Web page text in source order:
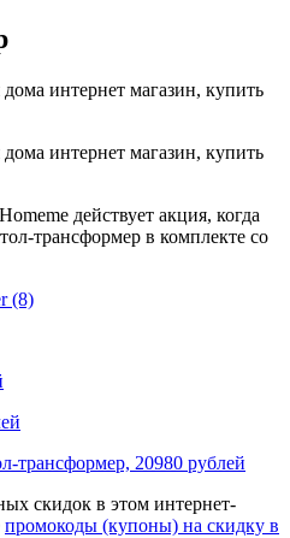
действует акция, когда
трансформер в комплекте со
трансформер, 20980 рублей
скидок в этом интернет-
промокоды (купоны) на скидку в